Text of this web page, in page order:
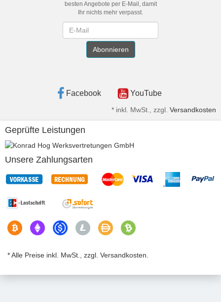
besten Angebote per E-Mail, damit
Ihr nichts mehr verpasst.
Abonnieren
Facebook YouTube
* inkl. MwSt., zzgl. Versandkosten
Geprüfte Leistungen
Unsere Zahlungsarten
* Alle Preise inkl. MwSt., zzgl. Versandkosten.